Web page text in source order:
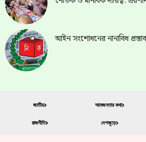
আইন সংশোধনের নানাবিধ
জাতীয়
রাজনীতি
আমজনতার কথা
দেশজুড়ে